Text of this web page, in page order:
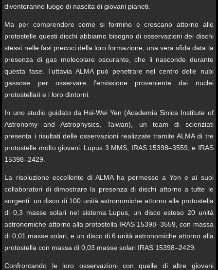
diventeranno luogo di nascita di giovani pianeti.
Ma per comprendere come si formino e crescano attorno alle
protostelle questi dischi abbiamo bisogno di osservazioni dei dischi
stessi nelle fasi precoci della loro formazione, una vera sfida data la
presenza di gas molecolare oscurante, che li nasconde durante
questa fase. Tuttavia ALMA può penetrare nel centro delle nubi
gassose per osservare l’emissione proveniente dai nuclei
protostellari e i loro dintorni.
In uno studio guidato da Hsi-Wei Yen (Academia Sinica Institute of
Astronomy and Astrophysics, Taiwan), un team di scienziati
presenta i risultati delle osservazioni realizzate tramite ALMA di tre
protostelle molto giovani: Lupus 3 MMS, IRAS 15398–3559, e IRAS
15398–2429.
La risoluzione eccellente di ALMA ha permesso a Yen e ai suoi
collaboratori di dimostrare la presenza di dischi attorno a tutte le
sorgenti: un disco di 100 unità astronomiche attorno alla protostella
di 0,3 masse solari nel sistema Lupus, un disco esteso 20 unità
astronomiche attorno alla protostella IRAS 15398–3559, con massa
di 0,01 masse solari, e un disco di 6 unità astronomiche attorno alla
protostella con massa di 0,03 masse solari IRAS 15398–2429.
Confrontando le loro osservazioni con quelle di altre giovani